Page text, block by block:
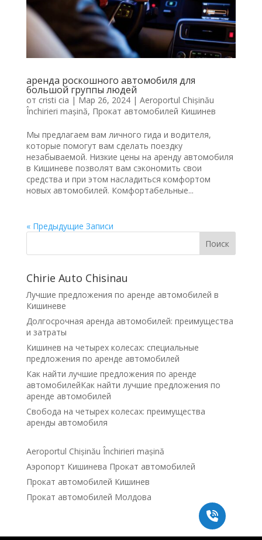
аренда роскошного автомобиля для
большой группы людей
от cristi cia | Мар 26, 2024| Aeroportul Chișinău
Închirieri mașină, Прокат автомобилей Кишинев
Мы предлагаем вам личного гида и водителя,
которые помогут вам сделать поездку
незабываемой. Низкие цены на аренду автомобиля
в Кишиневе позволят вам сэкономить свои
средства и при этом насладиться комфортом
новых автомобилей. Комфортабельные...
« Предыдущие Записи
Поиск
Chirie Auto Chisinau
Лучшие предложения по аренде автомобилей в
Кишиневе
Долгосрочная аренда автомобилей: преимущества
и затраты
Кишинев на четырех колесах: специальные
предложения по аренде автомобилей
Как найти лучшие предложения по аренде
автомобилейКак найти лучшие предложения по
аренде автомобилей
Свобода на четырех колесах: преимущества
аренды автомобиля
Aeroportul Chișinău Închirieri mașină
Аэропорт Кишинева Прокат автомобилей
Прокат автомобилей Кишинев
Прокат автомобилей Молдова